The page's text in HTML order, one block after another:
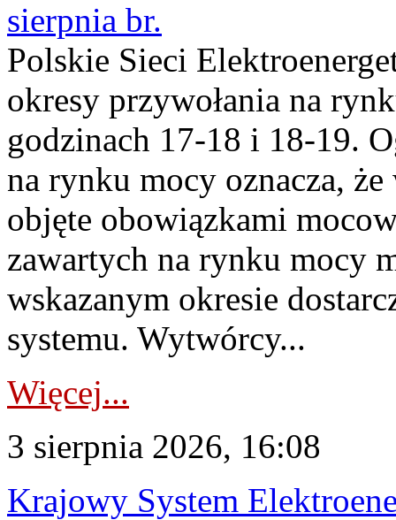
sierpnia br.
Polskie Sieci
okresy przywołania na
godzinach 17-18 i 18-19.
na rynku mocy oznacza,
objęte obowiązkami
zawartych na rynku mocy
wskazanym okresie
systemu. Wytwórcy...
Więcej...
3 sierpnia 2026, 16:08
Krajowy System